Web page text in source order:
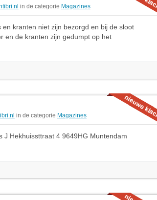
in de categorie Magazines
kranten niet zijn bezorgd en bij de sloot
en de kranten zijn gedumpt op het
in de categorie Magazines
J Hekhuissttraat 4 9649HG Muntendam